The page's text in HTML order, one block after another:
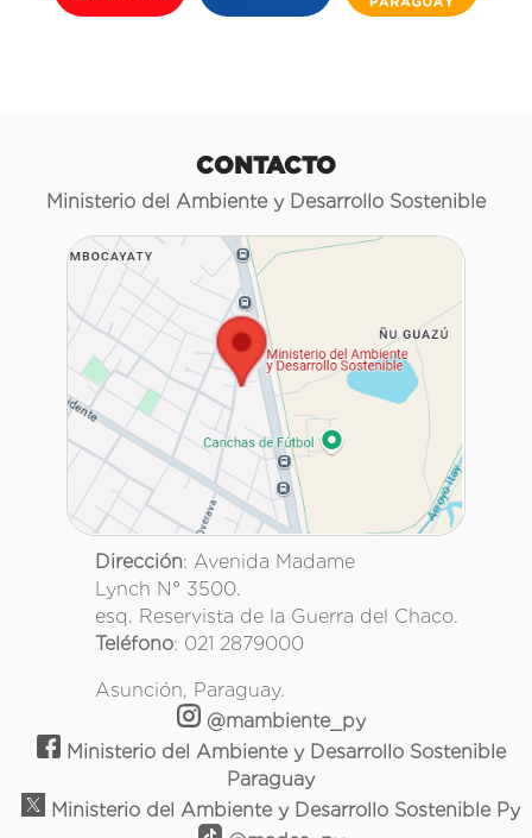
CONTACTO
Ministerio del Ambiente y Desarrollo Sostenible
Dirección: Avenida Madame
Lynch N° 3500.
esq. Reservista de la Guerra del Chaco.
Teléfono: 021 2879000
Asunción, Paraguay.
@mambiente_py
Ministerio del Ambiente y Desarrollo Sostenible
Paraguay
Ministerio del Ambiente y Desarrollo Sostenible Py